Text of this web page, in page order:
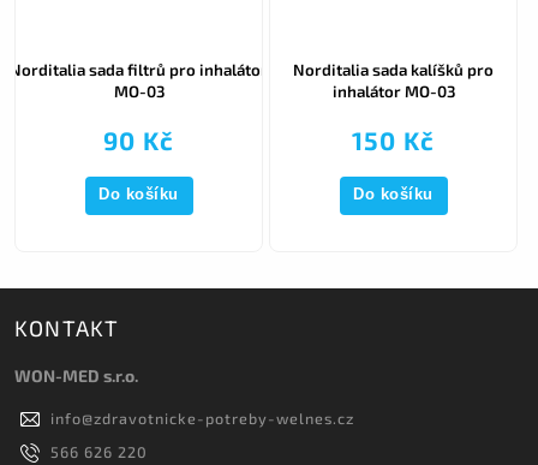
Norditalia sada filtrů pro inhalátor
MO-03
90 Kč
Do košíku
Norditalia sada kalíšků pro
inhalátor MO-03
150 Kč
Do košíku
KONTAKT
WON-MED s.r.o.
info@zdravotnicke-potreby-welnes.cz
566 626 220